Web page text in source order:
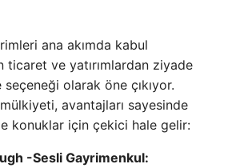
ana akımda kabul
ve yatırımlardan ziyade
olarak öne çıkıyor.
avantajları sayesinde
konuklar için çekici hale gelir:
-Sesli Gayrimenkul: